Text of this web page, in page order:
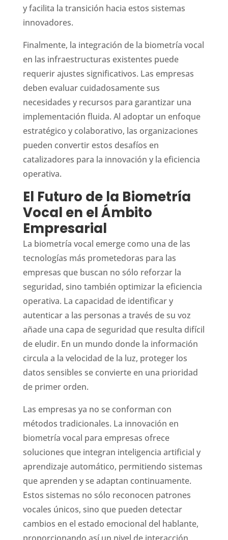
y facilita la transición hacia estos sistemas
innovadores.
Finalmente, la integración de la biometría vocal
en las infraestructuras existentes puede
requerir ajustes significativos. Las empresas
deben evaluar cuidadosamente sus
necesidades y recursos para garantizar una
implementación fluida. Al adoptar un enfoque
estratégico y colaborativo, las organizaciones
pueden convertir estos desafíos en
catalizadores para la innovación y la eficiencia
operativa.
El Futuro de la Biometría
Vocal en el Ámbito
Empresarial
La biometría vocal emerge como una de las
tecnologías más prometedoras para las
empresas que buscan no sólo reforzar la
seguridad, sino también optimizar la eficiencia
operativa. La capacidad de identificar y
autenticar a las personas a través de su voz
añade una capa de seguridad que resulta difícil
de eludir. En un mundo donde la información
circula a la velocidad de la luz, proteger los
datos sensibles se convierte en una prioridad
de primer orden.
Las empresas ya no se conforman con
métodos tradicionales. La innovación en
biometría vocal para empresas ofrece
soluciones que integran inteligencia artificial y
aprendizaje automático, permitiendo sistemas
que aprenden y se adaptan continuamente.
Estos sistemas no sólo reconocen patrones
vocales únicos, sino que pueden detectar
cambios en el estado emocional del hablante,
proporcionando así un nivel de interacción